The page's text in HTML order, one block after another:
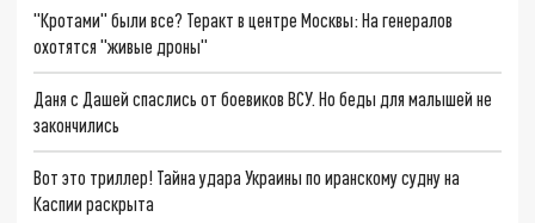
"Кротами" были все? Теракт в центре Москвы: На генералов
охотятся "живые дроны"
Даня с Дашей спаслись от боевиков ВСУ. Но беды для малышей не
закончились
Вот это триллер! Тайна удара Украины по иранскому судну на
Каспии раскрыта